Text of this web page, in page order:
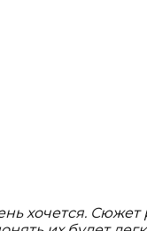
хочется. Сюжет